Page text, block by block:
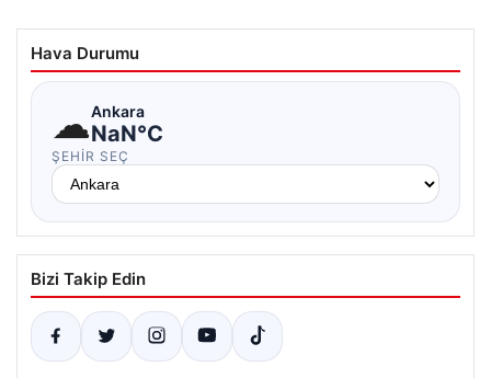
Hava Durumu
☁Ankara
NaN°C
ŞEHIR SEÇ
Bizi Takip Edin